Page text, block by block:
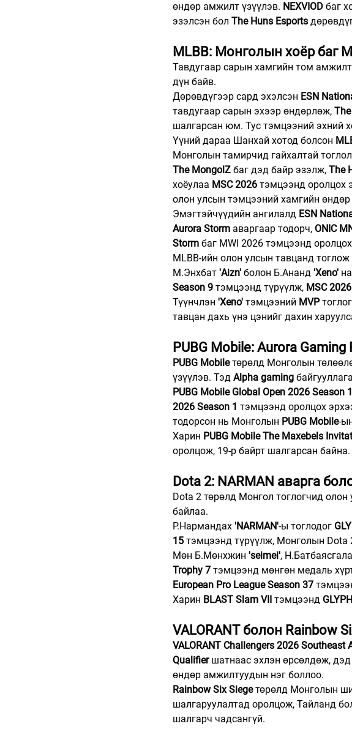
өндөр амжилт үзүүлэв. NEXVIOD баг
эзэлсэн бол The Huns Esports
MLBB: Монголын хоёр баг
Тавдугаар сарын хамгийн том
дүн байв.
Дөрөвдүгээр сард эхэлсэн ESN
тавдугаар сарын эхээр өндөрлөж,
шалгарсан юм. Тус тэмцээний эхний
Үүний дараа Шанхай хотод болсон
Монголын тамирчид гайхалтай
The MongolZ баг дэд байр эзэлж, The
хоёулаа MSC 2026 тэмцээнд оролцох
олон улсын тэмцээний хамгийн
Эмэгтэйчүүдийн ангилалд ESN
Aurora Storm аваргаар тодорч, ONIC
Storm баг MWI 2026 тэмцээнд
MLBB-ийн олон улсын тавцанд
М.Энхбат 'Aizn' болон Б.Ананд 'Xeno'
Season 9 тэмцээнд түрүүлж, MSC 2026
Түүнчлэн 'Xeno' тэмцээний MVP
тавцан дахь үнэ цэнийг дахин
PUBG Mobile: Aurora
PUBG Mobile төрөлд Монголын
үзүүлэв. Тэд Alpha gaming
PUBG Mobile Global Open 2026 Season
2026 Season 1 тэмцээнд оролцох
тодорсон нь Монголын PUBG Mobile-
Харин PUBG Mobile The Maxebels
оролцож, 19-р байрт шалгарсан байна.
Dota 2: NARMAN аварга
Dota 2 төрөлд Монгол тоглогчид
байлаа.
Р.Нармандах 'NARMAN'-ы тоглодог
15 тэмцээнд түрүүлж, Монголын Dota
Мөн Б.Мөнхжин 'seimei',
Trophy 7 тэмцээнд мөнгөн медаль
European Pro League Season 37
Харин BLAST Slam VII тэмцээнд GLYPH
VALORANT болон Rainbow
VALORANT Challengers 2026 Southeast
Qualifier шатнаас эхлэн өрсөлдөж, дэд
өндөр амжилтуудын нэг боллоо.
Rainbow Six Siege төрөлд Монголын
шалгаруулалтад оролцож, Тайланд
шалгарч чадсангүй.